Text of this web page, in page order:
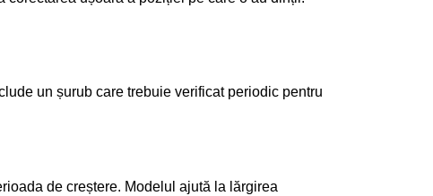
un șurub care trebuie verificat periodic pentru
de creștere. Modelul ajută la lărgirea